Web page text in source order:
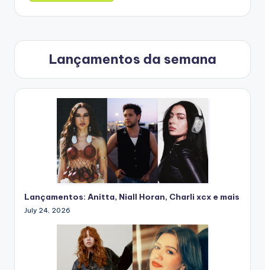
Lançamentos da semana
Lançamentos: Anitta, Niall Horan, Charli xcx e mais
July 24, 2026